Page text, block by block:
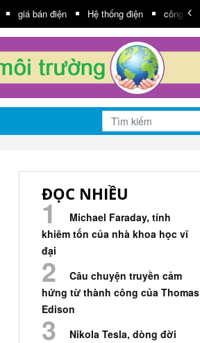
giá bán điện Hệ thống điện công suất
ĐỌC NHIỀU
Michael Faraday, tính
khiêm tốn của nhà khoa học vĩ
đại
Câu chuyện truyền cảm
hứng từ thành công của Thomas
Edison
Nikola Tesla, dòng đời